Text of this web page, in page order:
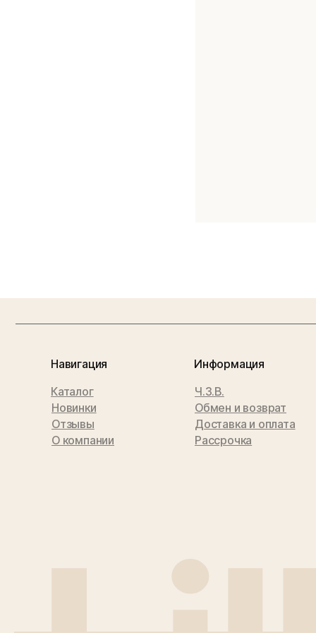
Навигация
Рассрочка
Доставка и оплата
Обмен и возврат
Ч.З.В.
Новинки
Отзывы
О компании
Каталог
Информация